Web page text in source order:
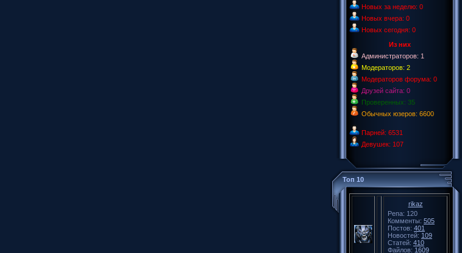
Новых за неделю: 0
Новых вчера: 0
Новых сегодня: 0
Из них
Администраторов: 1
Модераторов: 2
Модераторов форума: 0
Друзей сайта: 0
Проверенных: 35
Обычных юзеров: 6600
Парней: 6531
Девушек: 107
Топ 10
rikaz
Репа: 120
Комменты: 505
Постов: 401
Новостей: 109
Статей: 410
Файлов: 1609